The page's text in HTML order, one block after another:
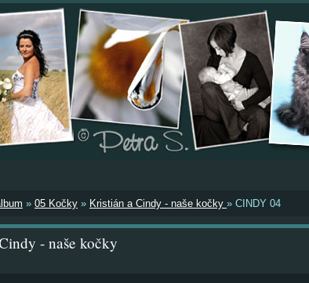
» 05 Kočky » Kristián a Cindy - naše kočky » CINDY 04
- naše kočky